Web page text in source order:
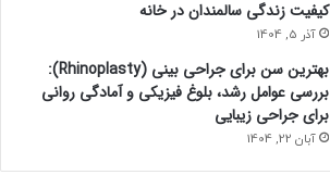
کیفیت زندگی سالمندان در خانه
آذر 5, 1404
بهترین سن برای جراحی بینی (Rhinoplasty):
بررسی عوامل رشد، بلوغ فیزیکی و آمادگی روانی
برای جراحی زیبایی
آبان 22, 1404